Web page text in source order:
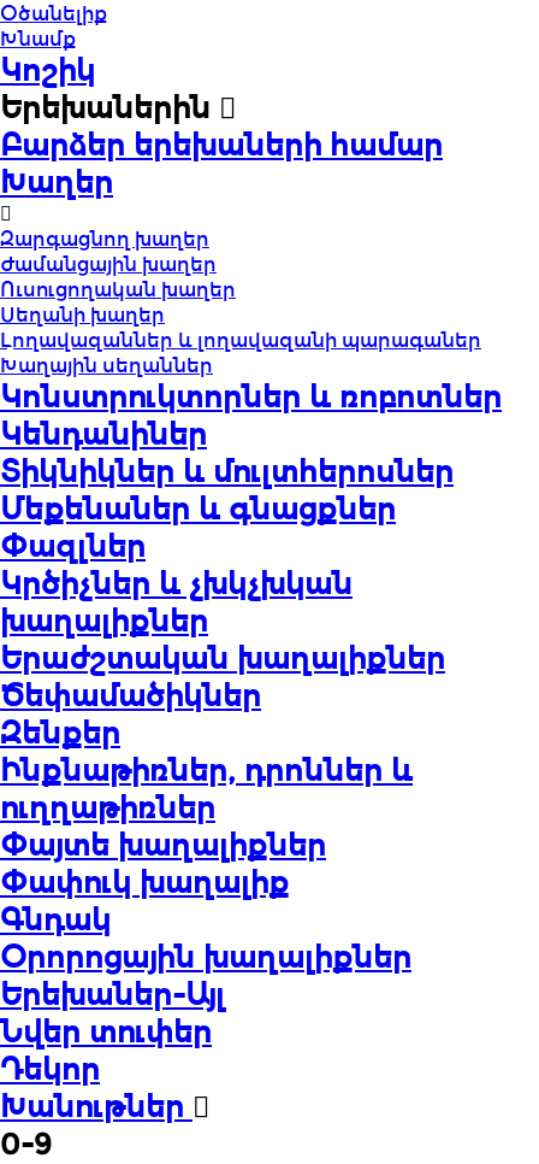
Օծանելիք
Խնամք
Կոշիկ
Երեխաներին
Բարձեր երեխաների համար
Խաղեր
Զարգացնող խաղեր
Ժամանցային խաղեր
Ուսուցողական խաղեր
Սեղանի խաղեր
Լողավազաններ և լողավազանի պարագաներ
Խաղային սեղաններ
Կոնստրուկտորներ և ռոբոտներ
Կենդանիներ
Տիկնիկներ և մուլտհերոսներ
Մեքենաներ և գնացքներ
Փազլներ
Կրծիչներ և չխկչխկան
խաղալիքներ
Երաժշտական խաղալիքներ
Ծեփամածիկներ
Զենքեր
Ինքնաթիռներ, դրոններ և
ուղղաթիռներ
Փայտե խաղալիքներ
Փափուկ խաղալիք
Գնդակ
Օրորոցային խաղալիքներ
Երեխաներ-Այլ
Նվեր տուփեր
Դեկոր
Խանութներ
0-9